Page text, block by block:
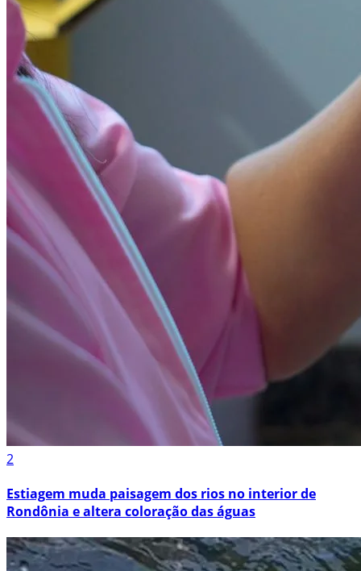
2
Estiagem muda paisagem dos rios no interior de
Rondônia e altera coloração das águas